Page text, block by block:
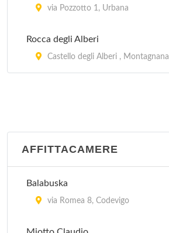
via Antonio Locatelli 45, Padova
via Pozzotto 1, Urbana
Rocca degli Alberi
Castello degli Alberi , Montagnana
AFFITTACAMERE
Balabuska
via Romea 8, Codevigo